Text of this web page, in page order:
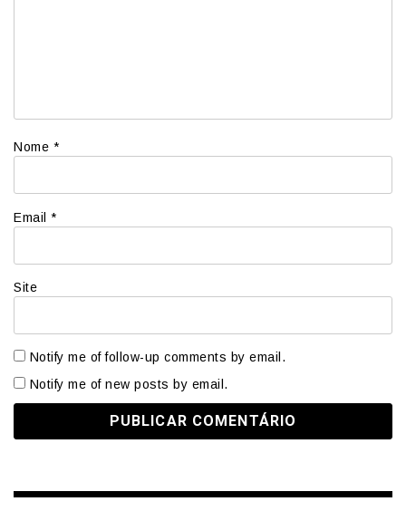
Nome *
Email *
Site
Notify me of follow-up comments by email.
Notify me of new posts by email.